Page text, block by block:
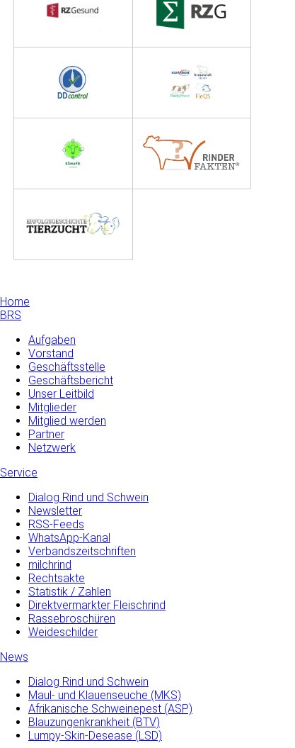
Home
BRS
Aufgaben
Vorstand
Geschäftsstelle
Geschäftsbericht
Unser Leitbild
Mitglieder
Mitglied werden
Partner
Netzwerk
Service
Dialog Rind und Schwein
Newsletter
RSS-Feeds
WhatsApp-Kanal
Verbandszeitschriften
milchrind
Rechtsakte
Statistik / Zahlen
Direktvermarkter Fleischrind
Rassebroschüren
Weideschilder
News
Dialog Rind und Schwein
Maul- und­ Klauenseuche­ (MKS)
Afrikanische Schweinepest (ASP)
Blauzungenkrankheit (BTV)
Lumpy-Skin-Desease (LSD)